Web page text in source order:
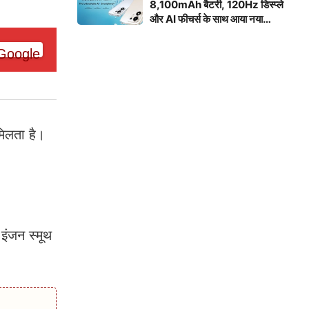
है।
इंजन स्मूथ
8,100mAh बैटरी, 120Hz डिस्प्ले
और AI फीचर्स के साथ आया नया